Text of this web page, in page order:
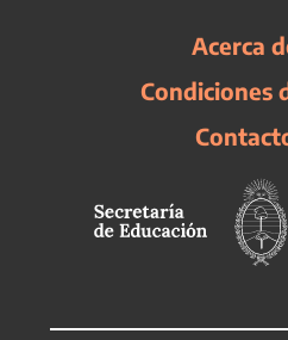
Acerca
Condiciones